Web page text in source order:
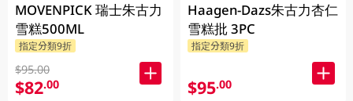
MOVENPICK 瑞士朱古力
雪糕500ML
指定分類9折
$95.00
$82.00
Haagen-Dazs朱古力杏仁
雪糕批 3PC
指定分類9折
$95.00